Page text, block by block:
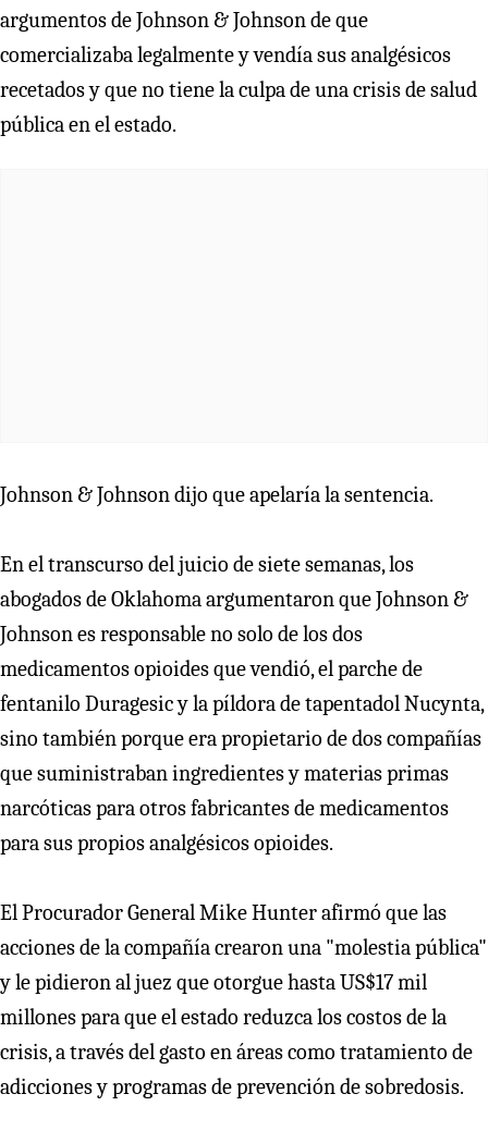
argumentos de Johnson & Johnson de que
comercializaba legalmente y vendía sus analgésicos
recetados y que no tiene la culpa de una crisis de salud
pública en el estado.
Johnson & Johnson dijo que apelaría la sentencia.
En el transcurso del juicio de siete semanas, los
abogados de Oklahoma argumentaron que Johnson &
Johnson es responsable no solo de los dos
medicamentos opioides que vendió, el parche de
fentanilo Duragesic y la píldora de tapentadol Nucynta,
sino también porque era propietario de dos compañías
que suministraban ingredientes y materias primas
narcóticas para otros fabricantes de medicamentos
para sus propios analgésicos opioides.
El Procurador General Mike Hunter afirmó que las
acciones de la compañía crearon una "molestia pública"
y le pidieron al juez que otorgue hasta US$17 mil
millones para que el estado reduzca los costos de la
crisis, a través del gasto en áreas como tratamiento de
adicciones y programas de prevención de sobredosis.